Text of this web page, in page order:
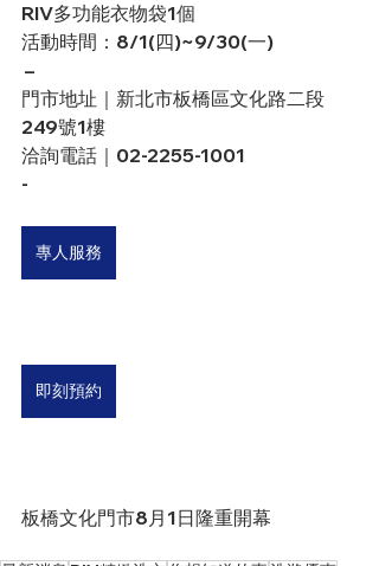
RIV多功能衣物袋1個
活動時間：8/1(四)~9/30(一)
–
門市地址｜新北市板橋區文化路二段
249號1樓
洽詢電話｜02-2255-1001
-
專人服務
即刻預約
板橋文化門市8月1日隆重開幕